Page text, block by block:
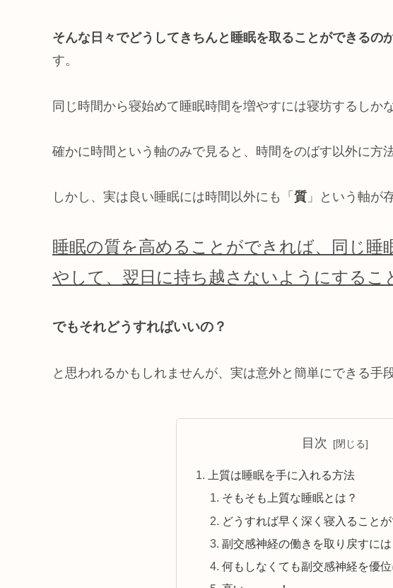
そんな日々でどうしてきちんと睡眠を取ることができるの
す。
同じ時間から寝始めて睡眠時間を増やすには寝坊するしか
確かに時間という軸のみで見ると、時間をのばす以外に方
しかし、実は良い睡眠には時間以外にも「 質 」という軸が
睡眠の質を高めることができれば、同じ睡
やして、翌日に持ち越さないようにするこ
でもそれどうすればいいの？
と思われるかもしれませんが、実は意外と簡単にできる手
目次
上質は睡眠を手に入れる方法
そもそも上質な睡眠とは？
どうすれば早く深く寝入ること
副交感神経の働きを取り戻すには
何もしなくても副交感神経を優位